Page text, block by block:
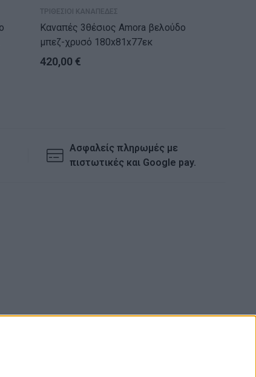
ΤΡΙΘΕΣΙΟΙ ΚΑΝΑΠΕΔΕΣ
Καναπές 3θέσιος Amora βελούδο
μπεζ-χρυσό 180x81x77εκ
420,00 €
Ασφαλείς πληρωμές με
πιστωτικές και Google pay.